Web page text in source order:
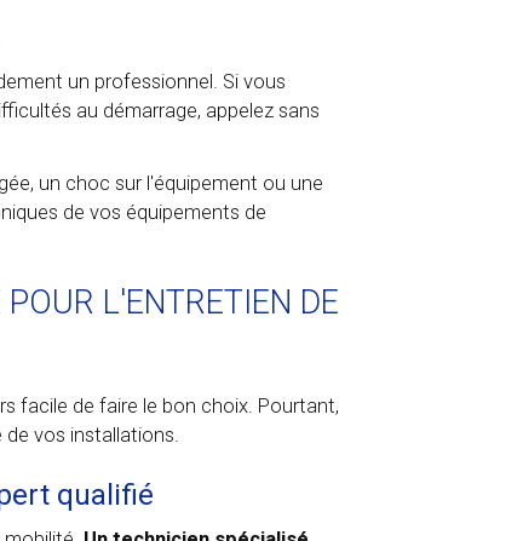
un professionnel. Si vous
au démarrage, appelez sans
un choc sur l'équipement ou une
de vos équipements de
L'ENTRETIEN DE
facile de faire le bon choix. Pourtant,
vos installations.
qualifié